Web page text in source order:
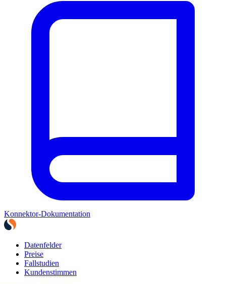
Konnektor-Dokumentation
Datenfelder
Preise
Fallstudien
Kundenstimmen